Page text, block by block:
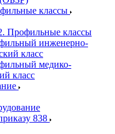
классы
Профильные классы
инженерно-
класс
медико-
класс
838